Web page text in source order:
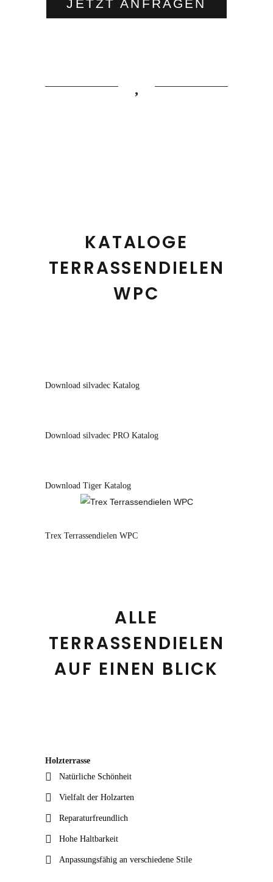
JETZT ANFRAGEN
KATALOGE
TERRASSENDIELEN
WPC
Download silvadec Katalog
Download silvadec PRO Katalog
Download Tiger Katalog
Trex Terrassendielen WPC
ALLE
TERRASSENDIELEN
AUF EINEN BLICK
Holzterrasse
Natürliche Schönheit
Vielfalt der Holzarten
Reparaturfreundlich
Hohe Haltbarkeit
Anpassungsfähig an verschiedene Stile